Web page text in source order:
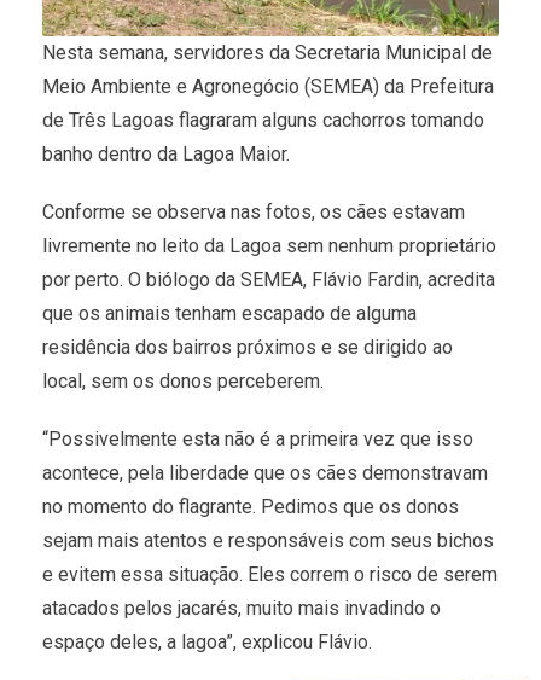
Nesta semana, servidores da Secretaria Municipal de
Meio Ambiente e Agronegócio (SEMEA) da Prefeitura
de Três Lagoas flagraram alguns cachorros tomando
banho dentro da Lagoa Maior.
Conforme se observa nas fotos, os cães estavam
livremente no leito da Lagoa sem nenhum proprietário
por perto. O biólogo da SEMEA, Flávio Fardin, acredita
que os animais tenham escapado de alguma
residência dos bairros próximos e se dirigido ao
local, sem os donos perceberem.
“Possivelmente esta não é a primeira vez que isso
acontece, pela liberdade que os cães demonstravam
no momento do flagrante. Pedimos que os donos
sejam mais atentos e responsáveis com seus bichos
e evitem essa situação. Eles correm o risco de serem
atacados pelos jacarés, muito mais invadindo o
espaço deles, a lagoa”, explicou Flávio.